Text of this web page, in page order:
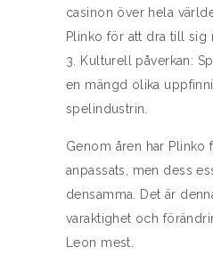
casinon över hela
Plinko för att dra till sig
Kulturell påverkan:
en mängd olika
spelindustrin.
Genom åren har Plinko
anpassats, men dess
densamma. Det är
varaktighet och
Leon mest.